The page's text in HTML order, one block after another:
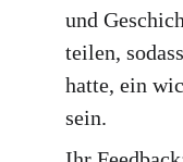
und
teilen,
hatte, ein
sein.